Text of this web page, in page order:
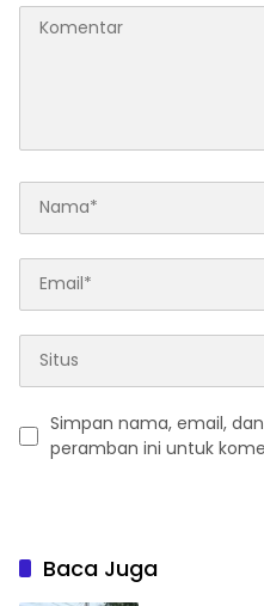
Simpan nama, email,
peramban ini untuk
Baca Juga